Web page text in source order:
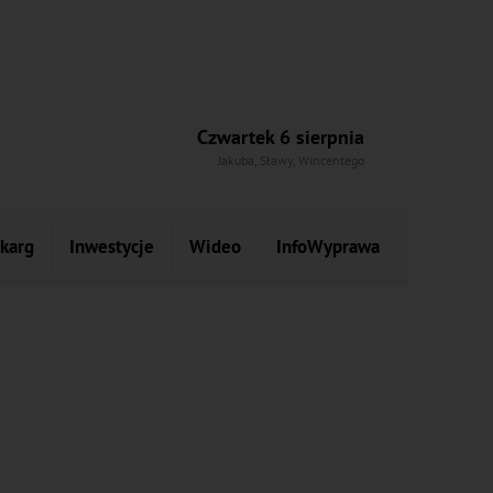
Czwartek 6 sierpnia
Jakuba, Sławy, Wincentego
Inwestycje Wideo InfoWyprawa